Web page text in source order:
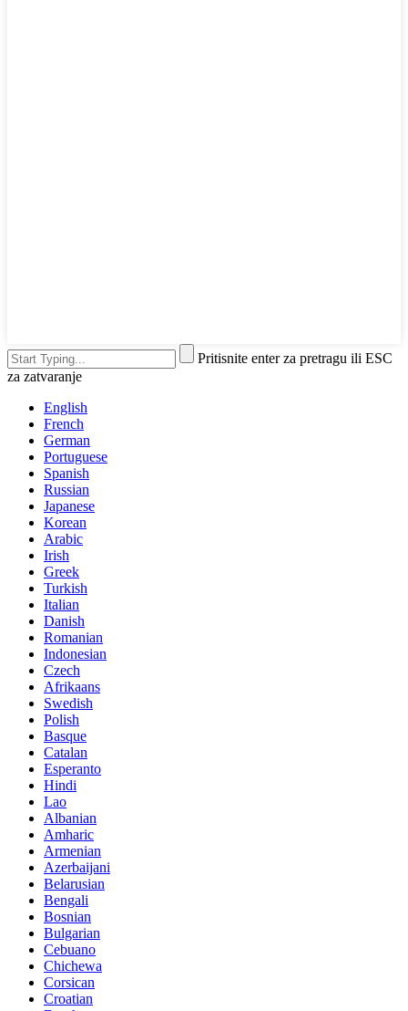
Pritisnite enter za pretragu ili ESC
za zatvaranje
English
French
German
Portuguese
Spanish
Russian
Japanese
Korean
Arabic
Irish
Greek
Turkish
Italian
Danish
Romanian
Indonesian
Czech
Afrikaans
Swedish
Polish
Basque
Catalan
Esperanto
Hindi
Lao
Albanian
Amharic
Armenian
Azerbaijani
Belarusian
Bengali
Bosnian
Bulgarian
Cebuano
Chichewa
Corsican
Croatian